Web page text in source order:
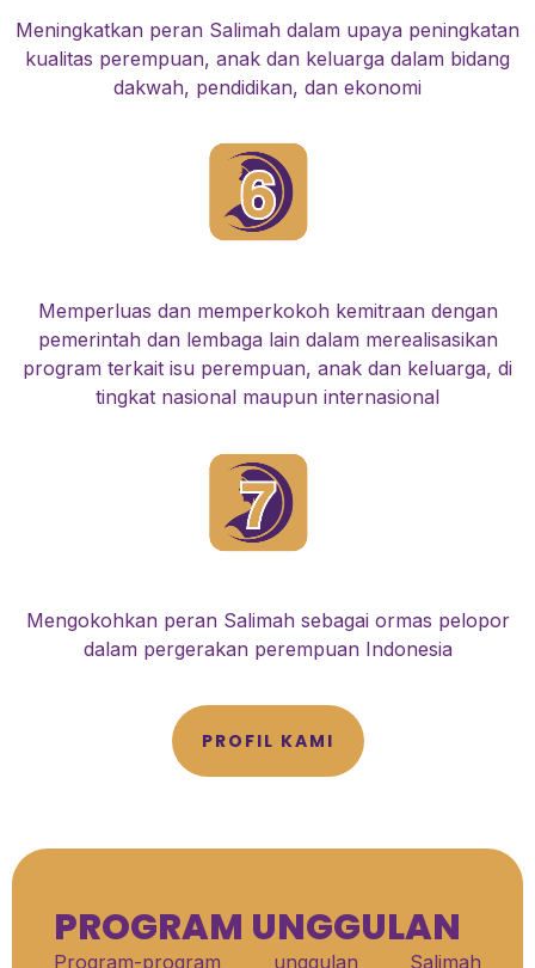
Meningkatkan peran Salimah dalam upaya peningkatan
kualitas perempuan, anak dan keluarga dalam bidang
dakwah, pendidikan, dan ekonomi
Memperluas dan memperkokoh kemitraan dengan
pemerintah dan lembaga lain dalam merealisasikan
program terkait isu perempuan, anak dan keluarga, di
tingkat nasional maupun internasional
Mengokohkan peran Salimah sebagai ormas pelopor
dalam pergerakan perempuan Indonesia
PROFIL KAMI
PROGRAM UNGGULAN
Program-program unggulan Salimah